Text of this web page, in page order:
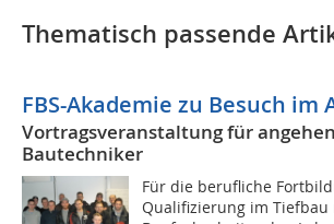
Thematisch passende
FBS-Akademie zu Besuch im
Vortragsveranstaltung für
Bautechniker
Für die berufliche
Qualifizierung im Tiefbau